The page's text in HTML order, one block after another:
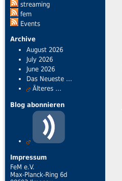
streaming
fem
Events
Archive
August 2026
July 2026
June 2026
Das Neueste ...
Älteres ...
Blog abonnieren
Impressum
FeM e.V.
Max-Planck-Ring 6d